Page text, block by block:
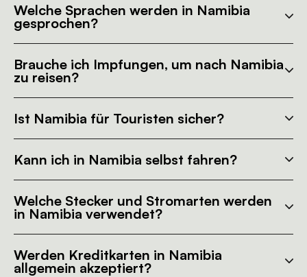
Welche Sprachen werden in Namibia
gesprochen?
Brauche ich Impfungen, um nach Namibia
zu reisen?
Ist Namibia für Touristen sicher?
Kann ich in Namibia selbst fahren?
Welche Stecker und Stromarten werden
in Namibia verwendet?
Werden Kreditkarten in Namibia
allgemein akzeptiert?